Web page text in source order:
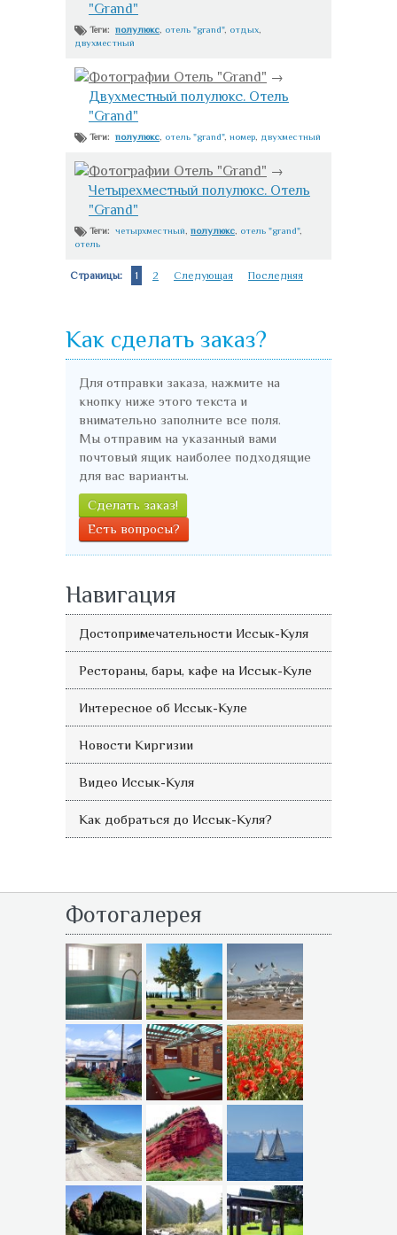
"Grand"
Теги: полулюкс отель "grand", отдых
двухместный
Фотографии Отель "Grand" →
Двухместный полулюкс. Отель
"Grand"
Теги: полулюкс отель "grand", номер двухместный
Фотографии Отель "Grand" →
Четырехместный полулюкс. Отель
"Grand"
Теги: четырхместный полулюкс отель "grand",
отель
Страницы: 1 2 Следующая Последняя
Как сделать заказ?
Для отправки заказа, нажмите на
кнопку ниже этого текста и
внимательно заполните все поля.
Мы отправим на указанный вами
почтовый ящик наиболее подходящие
для вас варианты.
Сделать заказ!
Есть вопросы?
Навигация
Достопримечательности Иссык-Куля
Рестораны, бары, кафе на Иссык-Куле
Интересное об Иссык-Куле
Новости Киргизии
Видео Иссык-Куля
Как добраться до Иссык-Куля?
Фотогалерея